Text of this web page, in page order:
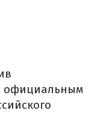
официальным